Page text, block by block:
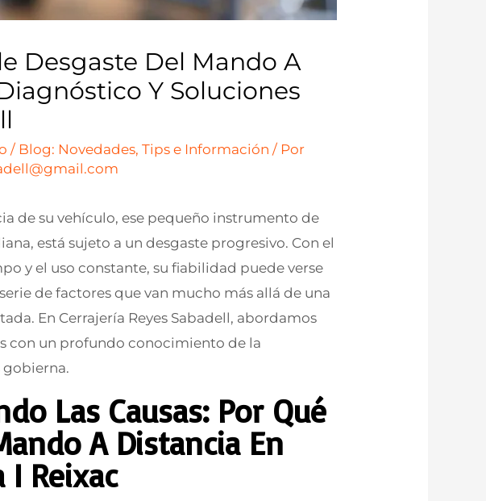
Desgaste Del Mando A
Y Soluciones
/ Blog: Novedades, Tips e Información / Por
de su vehículo, ese pequeño instrumento de
está sujeto a un desgaste progresivo. Con el
y el uso constante, su fiabilidad puede verse
de factores que van mucho más allá de una
En Cerrajería Reyes Sabadell, abordamos
con un profundo conocimiento de la
gobierna.
Las Causas: Por Qué
A Distancia En
I Reixac